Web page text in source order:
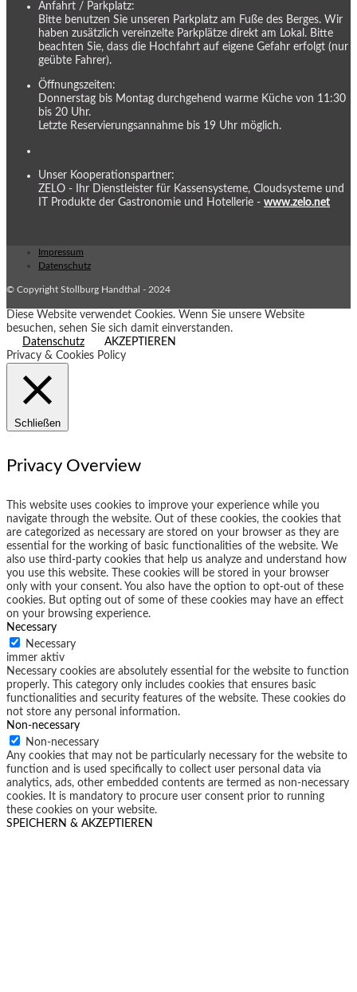
Anfahrt / Parkplatz:
Bitte benutzen Sie unseren Parkplatz am Fuße des Berges. Wir
haben zusätzlich vereinzelte Parkplätze direkt am Lokal. Bitte
beachten Sie, dass die Hochfahrt auf eigene Gefahr erfolgt (nur
geübte Fahrer).
Öffnungszeiten:
Donnerstag bis Montag durchgehend warme Küche von 11:30
bis 20 Uhr.
Letzte Reservierungsannahme bis 19 Uhr möglich.
Unser Kooperationspartner:
ZELO - Ihr Dienstleister für Kassensysteme, Cloudsysteme und
IT Produkte der Gastronomie und Hotellerie - www.zelo.net
Impressum
Datenschutz
© Copyright Stollburg Handthal - 2024
Diese Website verwendet Cookies. Wenn Sie unsere Website
besuchen, sehen Sie sich damit einverstanden.
Datenschutz
AKZEPTIEREN
Privacy & Cookies Policy
Schließen
Privacy Overview
This website uses cookies to improve your experience while you
navigate through the website. Out of these cookies, the cookies that
are categorized as necessary are stored on your browser as they are
essential for the working of basic functionalities of the website. We
also use third-party cookies that help us analyze and understand how
you use this website. These cookies will be stored in your browser
only with your consent. You also have the option to opt-out of these
cookies. But opting out of some of these cookies may have an effect
on your browsing experience.
Necessary
Necessary
immer aktiv
Necessary cookies are absolutely essential for the website to function
properly. This category only includes cookies that ensures basic
functionalities and security features of the website. These cookies do
not store any personal information.
Non-necessary
Non-necessary
Any cookies that may not be particularly necessary for the website to
function and is used specifically to collect user personal data via
analytics, ads, other embedded contents are termed as non-necessary
cookies. It is mandatory to procure user consent prior to running
these cookies on your website.
SPEICHERN & AKZEPTIEREN